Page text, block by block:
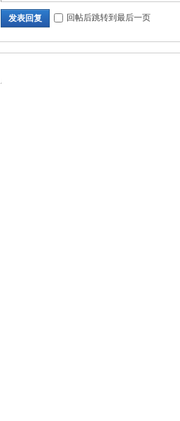
发表回复 回帖后跳转到最后一页